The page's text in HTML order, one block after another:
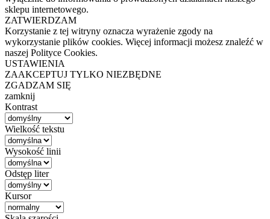
sklepu internetowego.
ZATWIERDZAM
Korzystanie z tej witryny oznacza wyrażenie zgody na
wykorzystanie plików cookies. Więcej informacji możesz znaleźć w
naszej Polityce Cookies.
USTAWIENIA
ZAAKCEPTUJ TYLKO NIEZBĘDNE
ZGADZAM SIĘ
zamknij
Kontrast
Wielkość tekstu
Wysokość linii
Odstęp liter
Kursor